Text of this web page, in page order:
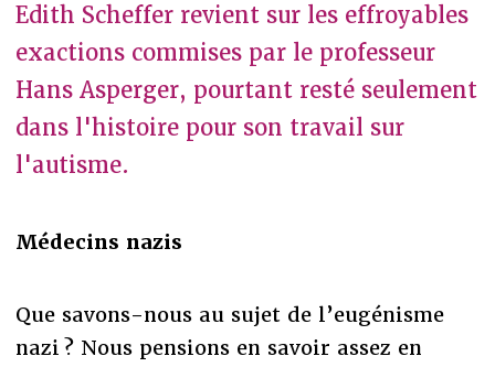
Edith Scheffer revient sur les effroyables
exactions commises par le professeur
Hans Asperger, pourtant resté seulement
dans l'histoire pour son travail sur
l'autisme.
Médecins nazis
Que savons-nous au sujet de l’eugénisme
nazi ? Nous pensions en savoir assez en